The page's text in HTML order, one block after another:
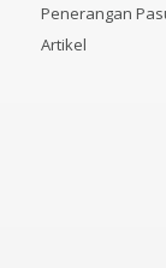
Penerangan
Artikel